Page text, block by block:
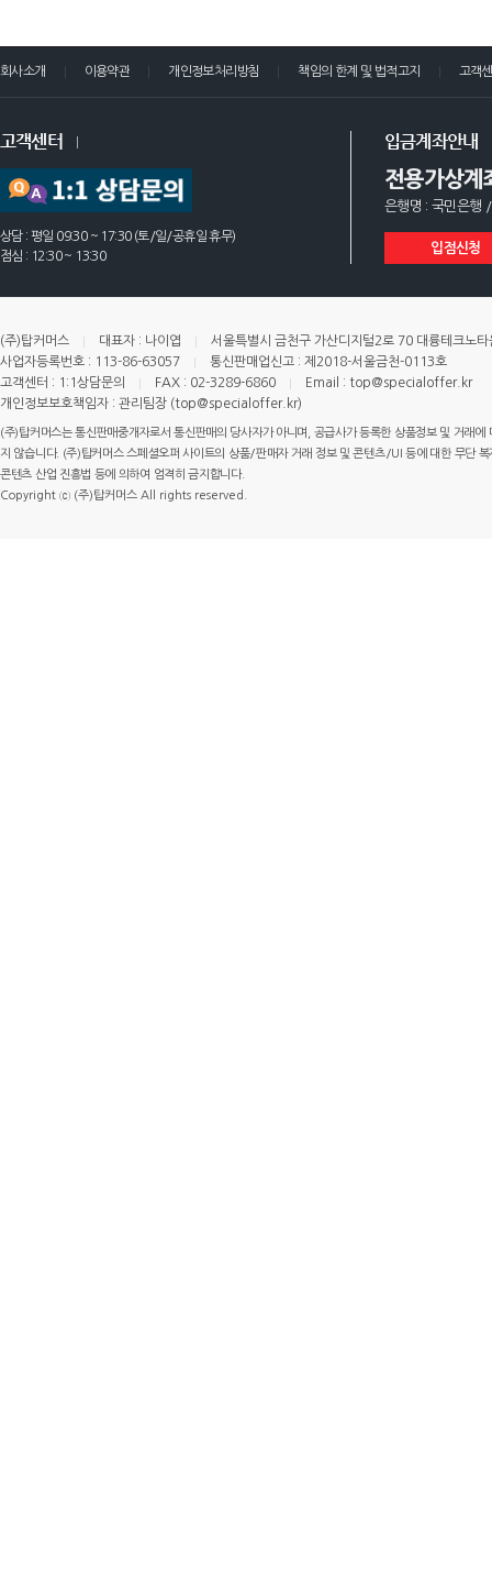
회사소개 이용약관 개인정보처리방침 책임의 한계 및 법적고지 고객
고객센터
상담 : 평일 09:30 ~ 17:30 (토/일/공휴일 휴무)
점심 : 12:30 ~ 13:30
입금계좌안내
전용가상계
은행명 : 국민은행
입점신청
(주)탑커머스 대표자 : 나이엽
서울특별시 금천구 가산디지털2로 70 대륭테크노
사업자등록번호 : 113-86-63057
통신판매업신고 : 제2018-서울금천-0113호
고객센터 : 1:1상담문의
FAX : 02-3289-6860
Email : top@specialoffer.kr
개인정보보호책임자 : 관리팀장 (top@specialoffer.kr)
(주)탑커머스는 통신판매중개자로서 통신판매의 당사자가 아니며, 공급사가 등록한 상품정보 및 거래
지 않습니다. (주)탑커머스 스페셜오퍼 사이트의 상품/판매자 거래 정보 및 콘텐츠/UI 등에 대한 무단
콘텐츠 산업 진흥법 등에 의하여 엄격히 금지합니다.
Copyright ⓒ (주)탑커머스 All rights reserved.